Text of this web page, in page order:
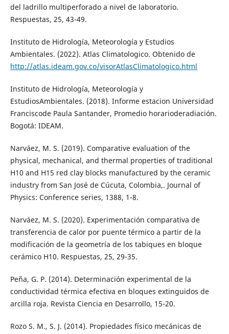
del ladrillo multiperforado a nivel de laboratorio.
Respuestas, 25, 43-49.
Instituto de Hidrología, Meteorología y Estudios
Ambientales. (2022). Atlas Climatologico. Obtenido de
http://atlas.ideam.gov.co/visorAtlasClimatologico.html
Instituto de Hidrología, Meteorología y
EstudiosAmbientales. (2018). Informe estacion Universidad
Franciscode Paula Santander, Promedio horarioderadiación.
Bogotá: IDEAM.
Narváez, M. S. (2019). Comparative evaluation of the
physical, mechanical, and thermal properties of traditional
H10 and H15 red clay blocks manufactured by the ceramic
industry from San José de Cúcuta, Colombia,. Journal of
Physics: Conference series, 1388, 1-8.
Narváez, M. S. (2020). Experimentación comparativa de
transferencia de calor por puente térmico a partir de la
modificación de la geometría de los tabiques en bloque
cerámico H10. Respuestas, 25, 29-35.
Peña, G. P. (2014). Determinación experimental de la
conductividad térmica efectiva en bloques extinguidos de
arcilla roja. Revista Ciencia en Desarrollo, 15-20.
Rozo S. M., S. J. (2014). Propiedades físico mecánicas de